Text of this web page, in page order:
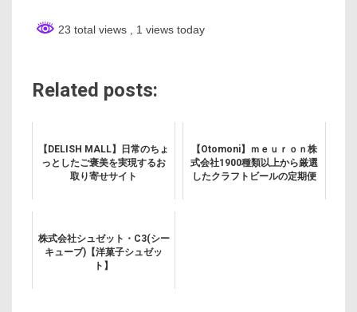
23 total views , 1 views today
Related posts:
【DELISH MALL】日常のちょ
っとしたご褒美を実現するお
取り寄せサイト
【Otomoni】ｍｅｕｒｏｎ株
式会社1900種類以上から厳選
したクラフトビールの定期便
株式会社シュゼット・C3(シー
キューブ)【洋菓子シュゼッ
ト】